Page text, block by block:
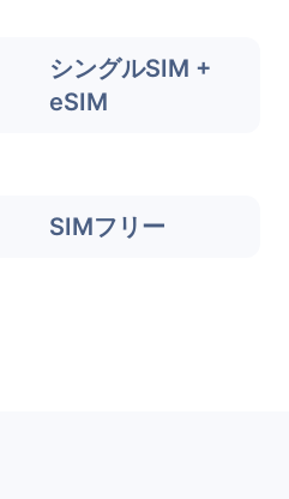
シングルSIM +
eSIM
SIMフリー